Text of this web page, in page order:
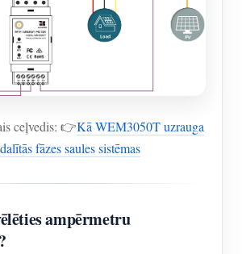
ceļvedis: 👉Kā WEM3050T uzrauga
fāzes saules sistēmas
ampērmetru